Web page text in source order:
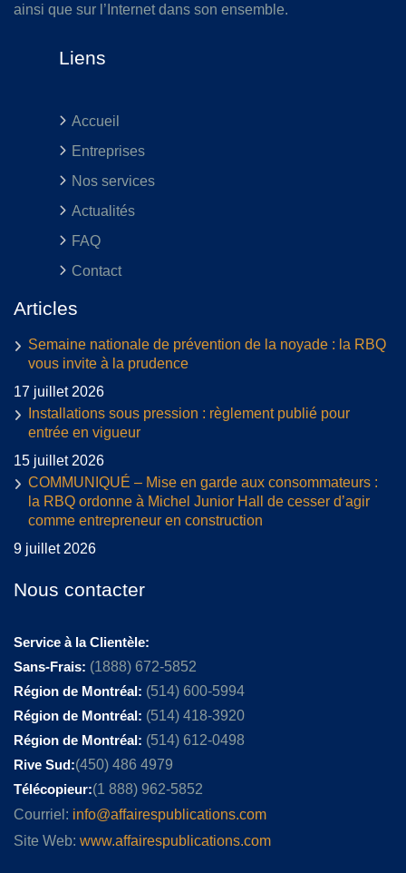
ainsi que sur l’Internet dans son ensemble.
Liens
Accueil
Entreprises
Nos services
Actualités
FAQ
Contact
Articles
Semaine nationale de prévention de la noyade : la RBQ
vous invite à la prudence
17 juillet 2026
Installations sous pression : règlement publié pour
entrée en vigueur
15 juillet 2026
COMMUNIQUÉ – Mise en garde aux consommateurs :
la RBQ ordonne à Michel Junior Hall de cesser d’agir
comme entrepreneur en construction
9 juillet 2026
Nous contacter
Service à la Clientèle:
Sans-Frais: (1888) 672-5852
Région de Montréal: (514) 600-5994
Région de Montréal: (514) 418-3920
Région de Montréal: (514) 612-0498
Rive Sud:(450) 486 4979
Télécopieur:(1 888) 962-5852
Courriel: info@affairespublications.com
Site Web: www.affairespublications.com